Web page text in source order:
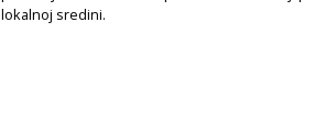
lokalnoj sredini.